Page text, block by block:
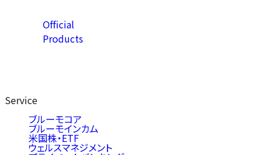
Official
Products
Service
ブルーモコア
ブルーモインカム
米国株・ETF
ウェルスマネジメント